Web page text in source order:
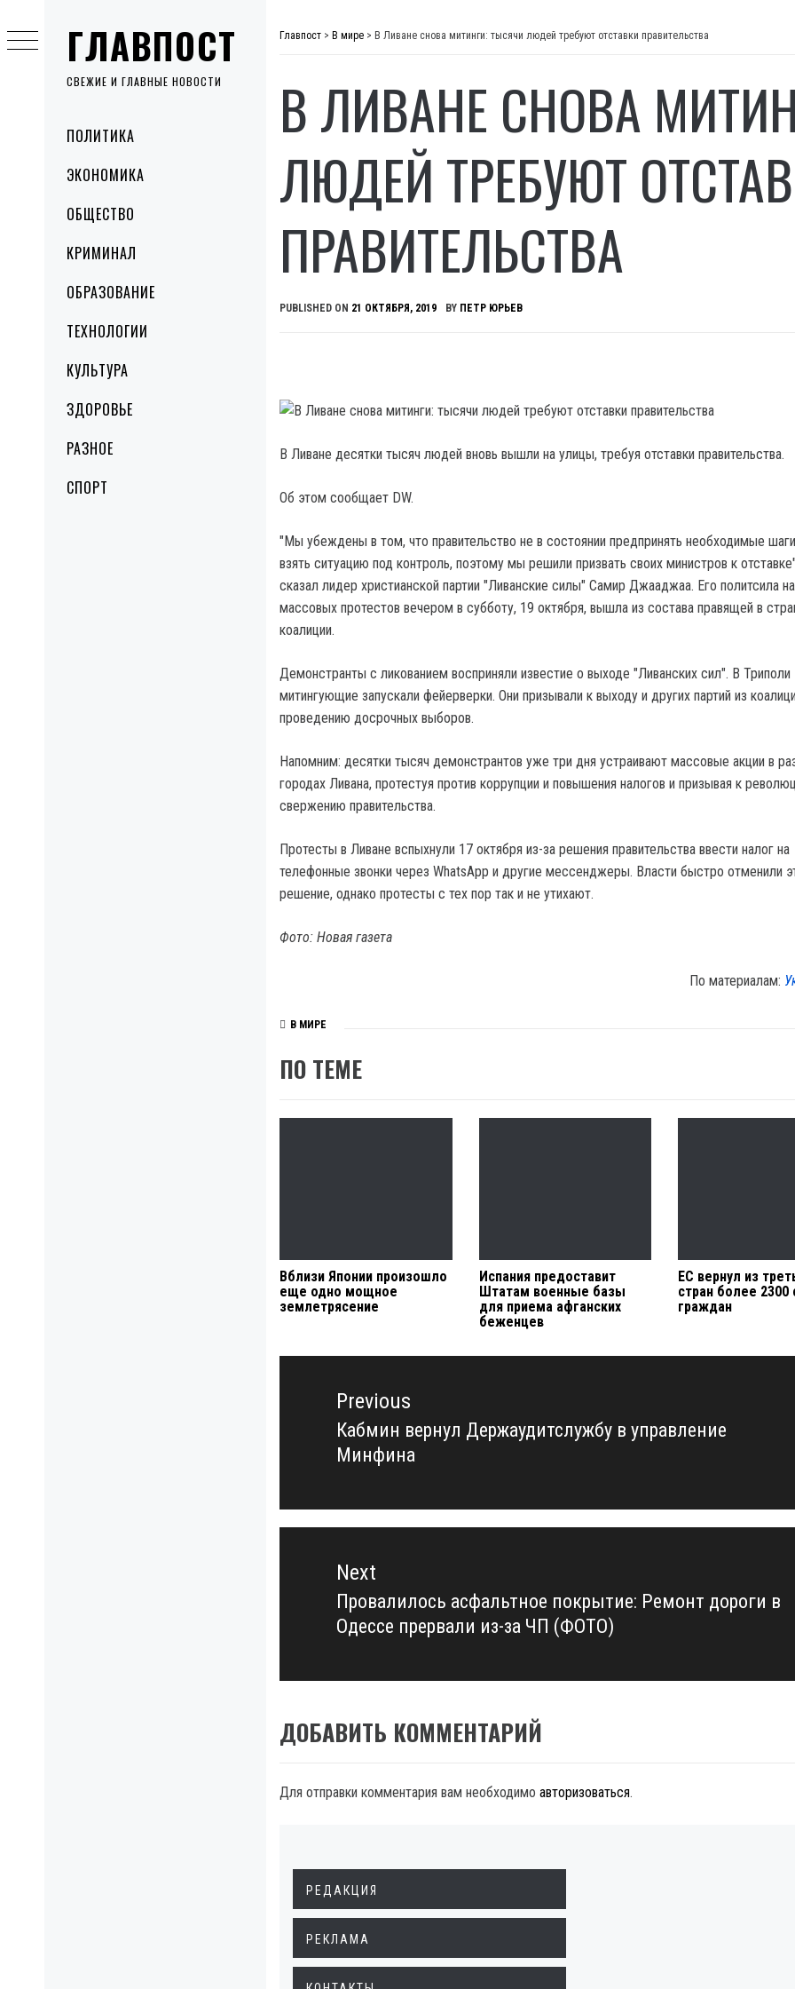
ГЛАВПОСТ
СВЕЖИЕ И ГЛАВНЫЕ НОВОСТИ
MenuПОЛИТИКА
ЭКОНОМИКА
ОБЩЕСТВО
КРИМИНАЛ
ОБРАЗОВАНИЕ
ТЕХНОЛОГИИ
КУЛЬТУРА
ЗДОРОВЬЕ
РАЗНОЕ
СПОРТ
to
content
Главпост > В мире > В Ливане снова митинги: тысячи людей требуют отставки правительства
В ЛИВАНЕ СНОВА
ЛЮДЕЙ ТРЕБУЮТ
ПРАВИТЕЛЬСТВА
PUBLISHED ON 21 ОКТЯБРЯ, 2019 BY ПЕТР ЮРЬЕВ
В Ливане десятки тысяч людей вновь вышли на улицы, требуя отставки правительства.
Об этом сообщает DW.
"Мы убеждены в том, что правительство не в состоянии предпринять необходимые
взять ситуацию под контроль, поэтому мы решили призвать своих министров к
сказал лидер христианской партии "Ливанские силы" Самир Джааджаа. Его политсила
массовых протестов вечером в субботу, 19 октября, вышла из состава правящей в
коалиции.
Демонстранты с ликованием восприняли известие о выходе "Ливанских сил". В Триполи
митингующие запускали фейерверки. Они призывали к выходу и других партий из
проведению досрочных выборов.
Напомним: десятки тысяч демонстрантов уже три дня устраивают массовые акции в
городах Ливана, протестуя против коррупции и повышения налогов и призывая к
свержению правительства.
Протесты в Ливане вспыхнули 17 октября из-за решения правительства ввести налог на
телефонные звонки через WhatsApp и другие мессенджеры. Власти быстро отменили
решение, однако протесты с тех пор так и не утихают.
Фото: Новая газета
По материалам:
В МИРЕ
ПО ТЕМЕ
Вблизи Японии произошло
еще одно мощное
землетрясение
Испания предоставит
Штатам военные базы
для приема афганских
беженцев
ЕС вернул из
стран более 2300
граждан
Навигация
записямPrevious
Previous
post:
Кабмин вернул Держаудитслужбу в управление
Минфина
Next
Next
post:
Провалилось асфальтное покрытие: Ремонт дороги в
Одессе прервали из-за ЧП (ФОТО)
ДОБАВИТЬ КОММЕНТАРИЙ
Для отправки комментария вам необходимо авторизоваться.
РЕДАКЦИЯ
РЕКЛАМА